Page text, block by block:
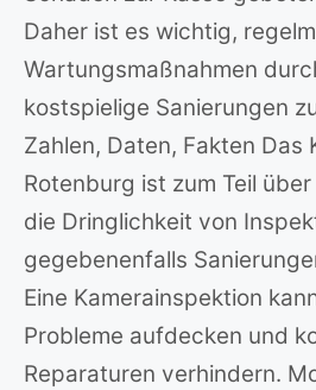
Daher ist es wichtig,
Wartungsmaßnahmen
kostspielige Sanierungen
Zahlen, Daten, Fakten Das
Rotenburg ist zum Teil
die Dringlichkeit von
gegebenenfalls
Eine Kamerainspektion
Probleme aufdecken und
Reparaturen verhindern.